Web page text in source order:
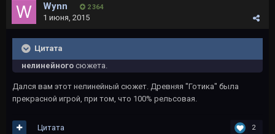
Wynn 2 364
1 июня, 2015
Цитата
нелинейного сюжета.
Дался вам этот нелинейный сюжет. Древняя "Готика" была
прекрасной игрой, при том, что 100% рельсовая.
2
Цитата